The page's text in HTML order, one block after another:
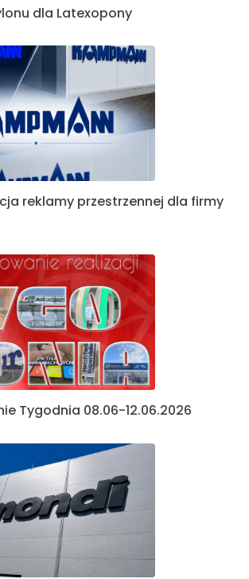
dla Latexopony
reklamy przestrzennej dla firmy
Tygodnia 08.06-12.06.2026